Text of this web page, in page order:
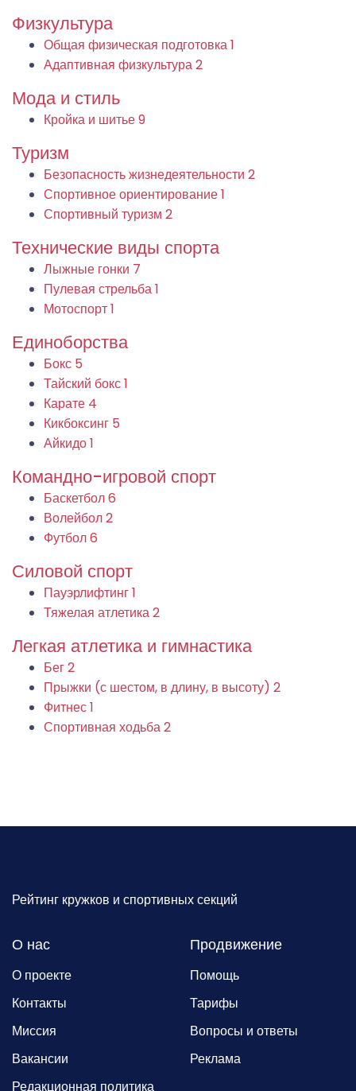
Физкультура
Общая физическая подготовка1
Адаптивная физкультура2
Мода и стиль
Кройка и шитье9
Туризм
Безопасность жизнедеятельности 2
Спортивное ориентирование1
Спортивный туризм 2
Технические виды спорта
Лыжные гонки 7
Пулевая стрельба1
Мотоспорт1
Единоборства
Бокс 5
Тайский бокс1
Карате 4
Кикбоксинг 5
Айкидо1
Командно-игровой спорт
Баскетбол6
Волейбол2
Футбол6
Силовой спорт
Пауэрлифтинг1
Тяжелая атлетика2
Легкая атлетика и гимнастика
Бег2
Прыжки (с шестом, в длину, в высоту) 2
Фитнес1
Спортивная ходьба2
Рейтинг кружков и спортивных секций
О нас
О проекте
Контакты
Миссия
Вакансии
Редакционная политика
Продвижение
Помощь
Тарифы
Вопросы и ответы
Реклама